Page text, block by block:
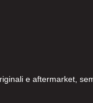
e aftermarket,